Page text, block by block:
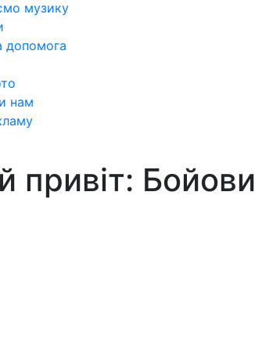
музику
допомога
нам
привіт: